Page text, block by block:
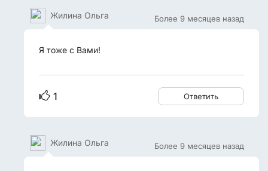
Более 9 месяцев назад
Жилина Ольга
Я тоже с Вами!
1 Ответить
Более 9 месяцев назад
Жилина Ольга